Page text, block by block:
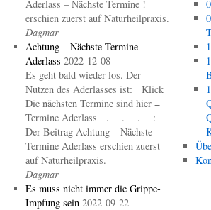
Aderlass – Nächste Termine !
erschien zuerst auf Naturheilpraxis.
Dagmar
Achtung – Nächste Termine
Aderlass 2022-12-08
Es geht bald wieder los. Der
Nutzen des Aderlasses ist: Klick
Die nächsten Termine sind hier =
Termine Aderlass . . . :
Der Beitrag Achtung – Nächste
Termine Aderlass erschien zuerst
auf Naturheilpraxis.
Dagmar
Es muss nicht immer die Grippe-
Impfung sein 2022-09-22